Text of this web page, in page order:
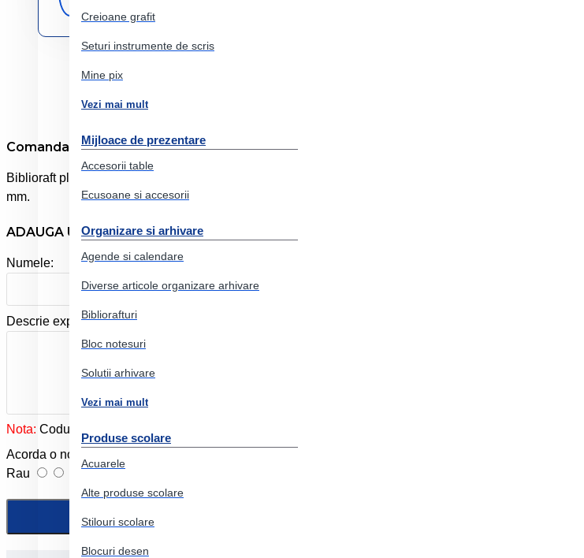
Creioane grafit
Seturi instrumente de scris
Mine pix
Vezi mai mult
Mijloace de prezentare
Accesorii table
Ecusoane si accesorii
Organizare si arhivare
Agende si calendare
Diverse articole organizare arhivare
Bibliorafturi
Bloc notesuri
Solutii arhivare
Vezi mai mult
Produse scolare
Acuarele
Alte produse scolare
Stilouri scolare
Blocuri desen
Comanda online Biblioraft plastifiat 5cm verde noki
Biblioraft plastifiat exterior. Mecanism standard. Muchie metalica la baza. Orificiu de prindere pe cotor.
mm.
ADAUGA UN REVIEW
Numele:
Descrie experienta ta cu produsul:
Nota: Codul HTML este citit ca şi text!
Acorda o nota produslui:
Rau
Foarte bun